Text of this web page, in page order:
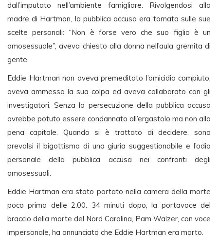
dall’imputato nell’ambiente famigliare. Rivolgendosi alla
madre di Hartman, la pubblica accusa era tornata sulle sue
scelte personali: “Non è forse vero che suo figlio è un
omosessuale”, aveva chiesto alla donna nell’aula gremita di
gente.
Eddie Hartman non aveva premeditato l’omicidio compiuto,
aveva ammesso la sua colpa ed aveva collaborato con gli
investigatori. Senza la persecuzione della pubblica accusa
avrebbe potuto essere condannato all’ergastolo ma non alla
pena capitale. Quando si è trattato di decidere, sono
prevalsi il bigottismo di una giuria suggestionabile e l’odio
personale della pubblica accusa nei confronti degli
omosessuali.
Eddie Hartman era stato portato nella camera della morte
poco prima delle 2.00. 34 minuti dopo, la portavoce del
braccio della morte del Nord Carolina, Pam Walzer, con voce
impersonale, ha annunciato che Eddie Hartman era morto.